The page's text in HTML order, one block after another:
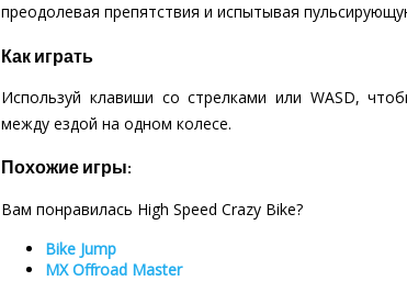
преодолевая препятствия и испытывая
Как играть
Используй клавиши со стрелками или WASD,
между ездой на одном колесе.
Похожие игры:
Вам понравилась High Speed Crazy Bike?
Bike Jump
MX Offroad Master